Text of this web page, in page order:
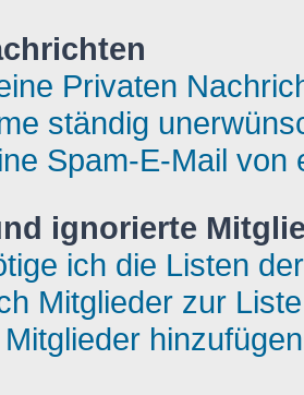
Privaten
ständig
Spam-E-Mail
ignorierte
ich die Listen
Mitglieder zur